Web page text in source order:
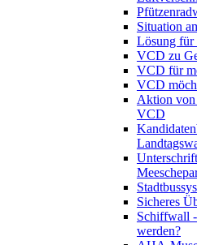
Situation
Lösung für
VCD zu
VCD für
VCD
Aktion
VCD
Sicheres
Schiffwall
werden?